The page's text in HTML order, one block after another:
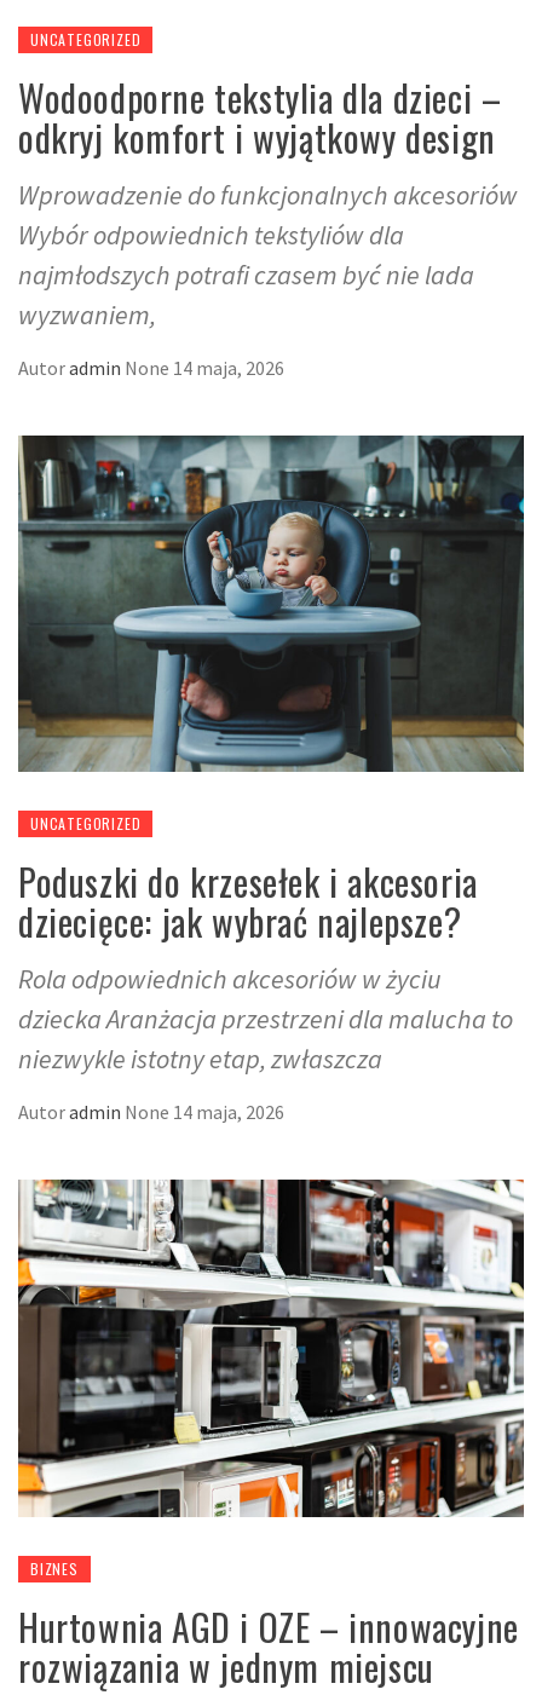
UNCATEGORIZED
Wodoodporne tekstylia dla dzieci –
odkryj komfort i wyjątkowy design
Wprowadzenie do funkcjonalnych akcesoriów
Wybór odpowiednich tekstyliów dla
najmłodszych potrafi czasem być nie lada
wyzwaniem,
Autoradmin None 14 maja, 2026
UNCATEGORIZED
Poduszki do krzesełek i akcesoria
dziecięce: jak wybrać najlepsze?
Rola odpowiednich akcesoriów w życiu
dziecka Aranżacja przestrzeni dla malucha to
niezwykle istotny etap, zwłaszcza
Autoradmin None 14 maja, 2026
BIZNES
Hurtownia AGD i OZE – innowacyjne
rozwiązania w jednym miejscu